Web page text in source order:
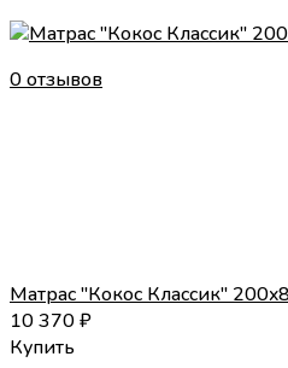
0 отзывов
Матрас "Кокос Классик"
10 370₽
Купить